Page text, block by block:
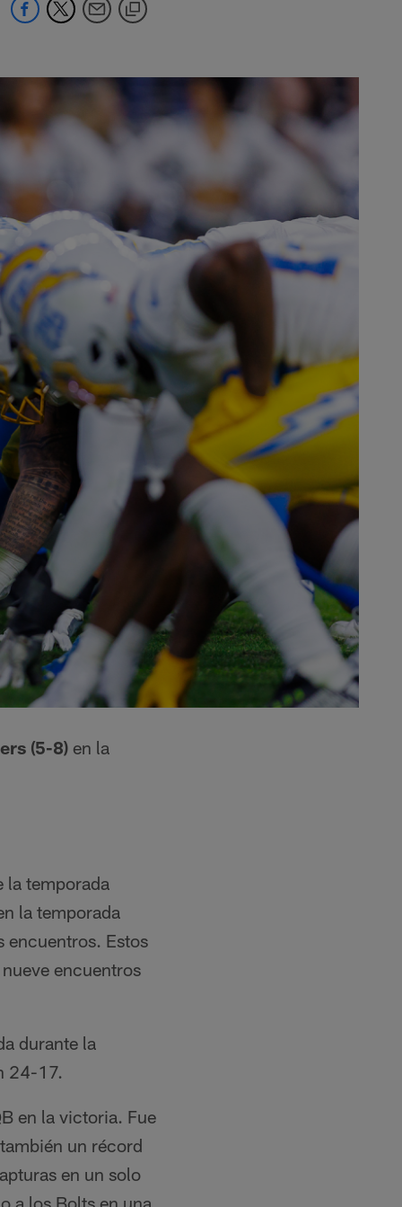
(5-8) en la
la temporada
la temporada
encuentros. Estos
encuentros
durante la
24-17.
en la victoria. Fue
un récord
en un solo
a los Bolts en una